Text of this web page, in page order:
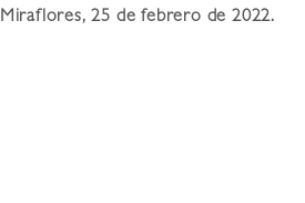
Miraflores, 25 de febrero de 2022.